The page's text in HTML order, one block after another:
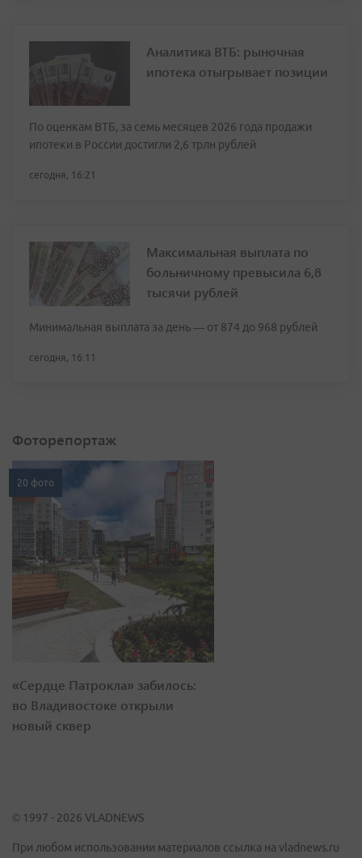
Аналитика ВТБ: рыночная
ипотека отыгрывает позиции
По оценкам ВТБ, за семь месяцев 2026 года продажи
ипотеки в России достигли 2,6 трлн рублей
сегодня, 16:21
Максимальная выплата по
больничному превысила 6,8
тысячи рублей
Минимальная выплата за день — от 874 до 968 рублей
сегодня, 16:11
Фоторепортаж
20 фото
«Сердце Патрокла» забилось:
во Владивостоке открыли
новый сквер
© 1997 - 2026 VLADNEWS
При любом использовании материалов ссылка на vladnews.ru